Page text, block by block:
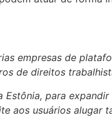
empresas de
de direitos
para
aos usuários alugar